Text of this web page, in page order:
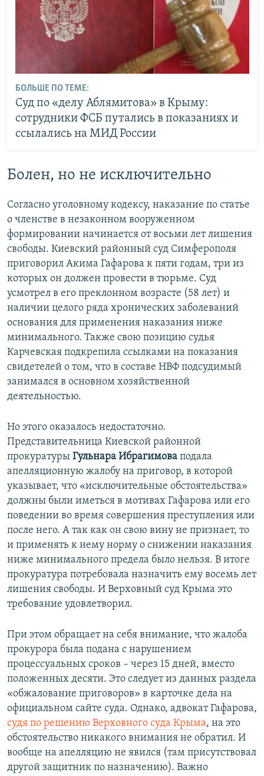
БОЛЬШЕ ПО ТЕМЕ:
Суд по «делу Аблямитова» в Крыму:
сотрудники ФСБ путались в показаниях и
ссылались на МИД России
Болен, но не исключительно
Согласно уголовному кодексу, наказание по статье
о членстве в незаконном вооруженном
формировании начинается от восьми лет лишения
свободы. Киевский районный суд Симферополя
приговорил Акима Гафарова к пяти годам, три из
которых он должен провести в тюрьме. Суд
усмотрел в его преклонном возрасте (58 лет) и
наличии целого ряда хронических заболеваний
основания для применения наказания ниже
минимального. Также свою позицию судья
Карчевская подкрепила ссылками на показания
свидетелей о том, что в составе НВФ подсудимый
занимался в основном хозяйственной
деятельностью.
Но этого оказалось недостаточно.
Представительница Киевской районной
прокуратуры Гульнара Ибрагимова подала
апелляционную жалобу на приговор, в которой
указывает, что «исключительные обстоятельства»
должны были иметься в мотивах Гафарова или его
поведении во время совершения преступления или
после него. А так как он свою вину не признает, то
и применять к нему норму о снижении наказания
ниже минимального предела было нельзя. В итоге
прокуратура потребовала назначить ему восемь лет
лишения свободы. И Верховный суд Крыма это
требование удовлетворил.
При этом обращает на себя внимание, что жалоба
прокурора была подана с нарушением
процессуальных сроков – через 15 дней, вместо
положенных десяти. Это следует из данных раздела
«обжалование приговоров» в карточке дела на
официальном сайте суда. Однако, адвокат Гафарова,
судя по решению Верховного суда Крыма, на это
обстоятельство никакого внимания не обратил. И
вообще на апелляцию не явился (там присутствовал
другой защитник по назначению). Важно